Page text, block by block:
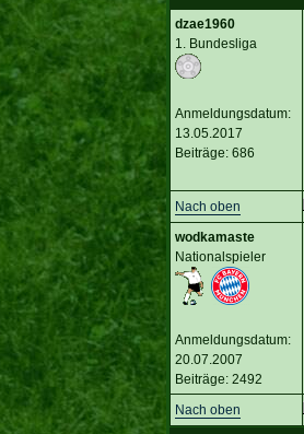
dzae1960
1. Bundesliga
Anmeldungsdatum:
13.05.2017
Beiträge: 686
Nach oben
wodkamaste
Nationalspieler
Anmeldungsdatum:
20.07.2007
Beiträge: 2492
Nach oben